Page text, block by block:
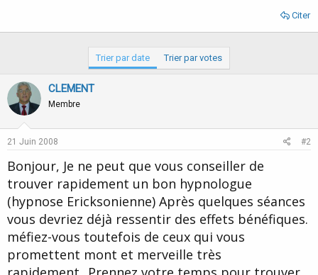
Citer
Trier par date Trier par votes
CLEMENT
Membre
21 Juin 2008 #2
Bonjour, Je ne peut que vous conseiller de
trouver rapidement un bon hypnologue
(hypnose Ericksonienne) Après quelques séances
vous devriez déjà ressentir des effets bénéfiques.
méfiez-vous toutefois de ceux qui vous
promettent mont et merveille très